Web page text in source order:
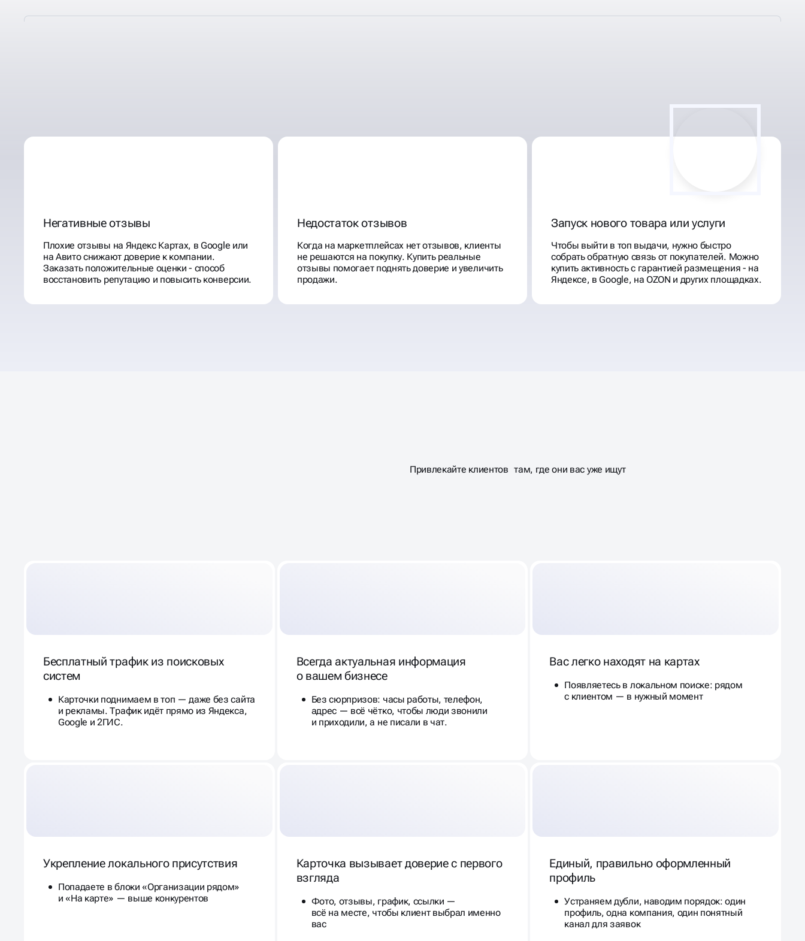
Негативные отзывы
Плохие отзывы на Яндекс Картах, в Google или
на Авито снижают доверие к компании.
Заказать положительные оценки - способ
восстановить репутацию и повысить конверсии.
Недостаток отзывов
Когда на маркетплейсах нет отзывов, клиенты
не решаются на покупку. Купить реальные
отзывы помогает поднять доверие и увеличить
продажи.
Запуск нового товара или услуги
Чтобы выйти в топ выдачи, нужно быстро
собрать обратную связь от покупателей. Можно
купить активность с гарантией размещения - на
Яндексе, в Google, на OZON и других площадках.
Привлекайте клиентов там, где они вас уже ищут
Бесплатный трафик из поисковых
систем
Карточки поднимаем в топ — даже без сайта
и рекламы. Трафик идёт прямо из Яндекса,
Google и 2ГИС.
Всегда актуальная информация
о вашем бизнесе
Без сюрпризов: часы работы, телефон,
адрес — всё чётко, чтобы люди звонили
и приходили, а не писали в чат.
Вас легко находят на картах
Появляетесь в локальном поиске: рядом
с клиентом — в нужный момент
Укрепление локального присутствия
Попадаете в блоки «Организации рядом»
и «На карте» — выше конкурентов
Карточка вызывает доверие с первого
взгляда
Фото, отзывы, график, ссылки —
всё на месте, чтобы клиент выбрал именно
вас
Единый, правильно оформленный
профиль
Устраняем дубли, наводим порядок: один
профиль, одна компания, один понятный
канал для заявок